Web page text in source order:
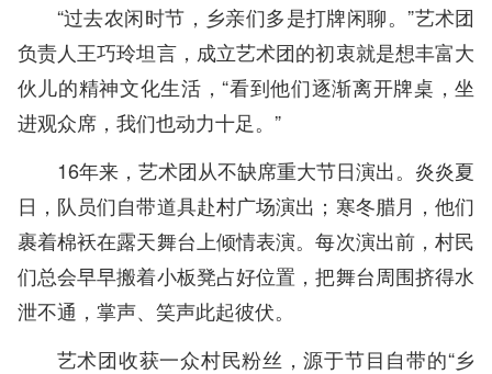
“过去农闲时节，乡亲们多是打牌闲聊。”艺术团
负责人王巧玲坦言，成立艺术团的初衷就是想丰富大
伙儿的精神文化生活，“看到他们逐渐离开牌桌，坐
进观众席，我们也动力十足。”
16年来，艺术团从不缺席重大节日演出。炎炎夏
日，队员们自带道具赴村广场演出；寒冬腊月，他们
裹着棉袄在露天舞台上倾情表演。每次演出前，村民
们总会早早搬着小板凳占好位置，把舞台周围挤得水
泄不通，掌声、笑声此起彼伏。
艺术团收获一众村民粉丝，源于节目自带的“乡